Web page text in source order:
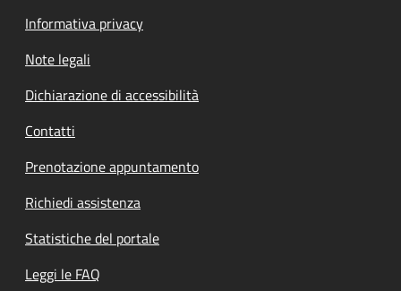
Informativa privacy
Note legali
Dichiarazione di accessibilità
Contatti
Prenotazione appuntamento
Richiedi assistenza
Statistiche del portale
Leggi le FAQ